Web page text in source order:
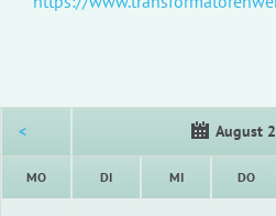
< August
MONTAG DIENSTAG MITTWOCH DO